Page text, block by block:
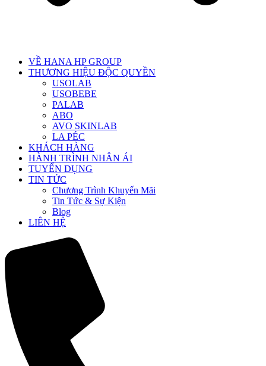
VỀ HANA HP GROUP
THƯƠNG HIỆU ĐỘC QUYỀN
USOLAB
USOBEBE
PALAB
ABO
AVO SKINLAB
LA PÉC
KHÁCH HÀNG
HÀNH TRÌNH NHÂN ÁI
TUYỂN DỤNG
TIN TỨC
Chương Trình Khuyến Mãi
Tin Tức & Sự Kiện
Blog
LIÊN HỆ